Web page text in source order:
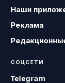
Наши
Реклама
СОЦСЕТИ
Telegram